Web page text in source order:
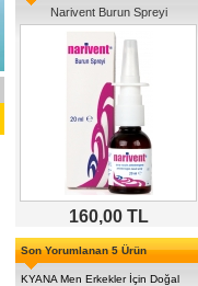
Narivent Burun Spreyi
160,00 TL
Son Yorumlanan 5 Ürün
KYANA Men Erkekler İçin Doğal